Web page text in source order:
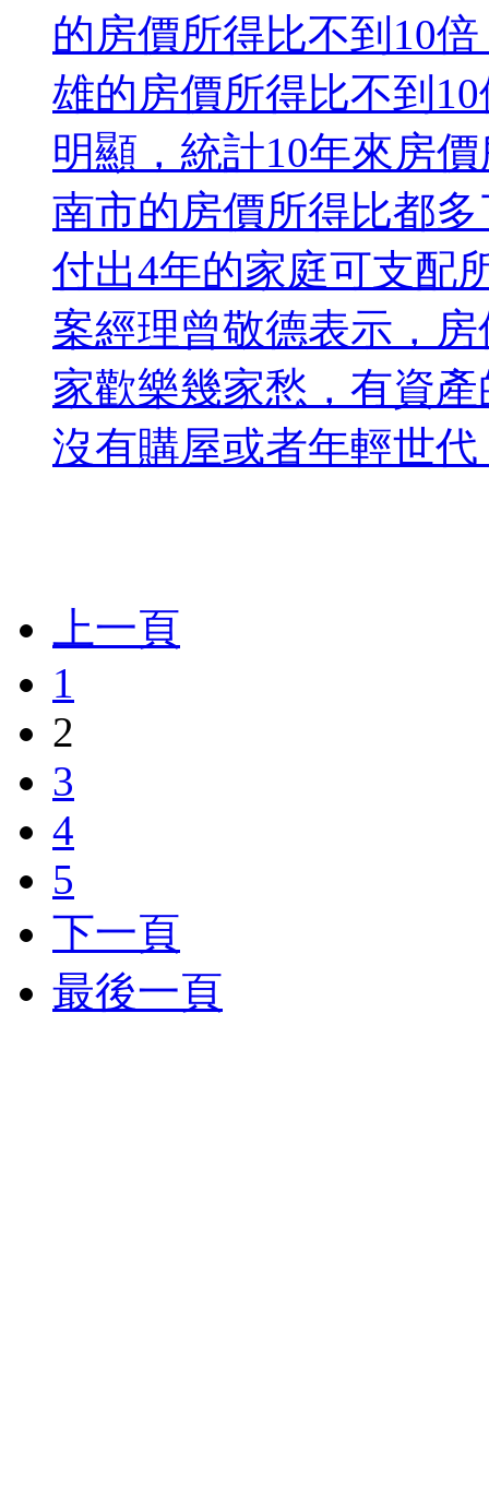
的房價所得比不到10
雄的房價所得比不到
明顯，統計10年來房
南市的房價所得比都
付出4年的家庭可支配
案經理曾敬德表示，
家歡樂幾家愁，有資
沒有購屋或者年輕世
上一頁
1
2
3
4
5
下一頁
最後一頁